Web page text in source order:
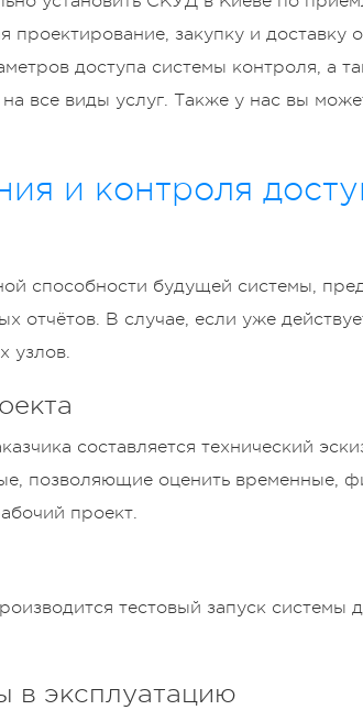
проектирование, закупку и доставку
доступа системы контроля, а
все виды услуг. Также у нас вы
и контроля
способности будущей системы,
отчётов. В случае, если уже
узлов.
составляется технический
позволяющие оценить временные,
проект.
тестовый запуск системы
в эксплуатацию